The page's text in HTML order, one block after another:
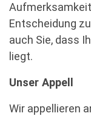
Entscheidung
auch Sie, dass
liegt.
Unser Appell
Wir appellieren